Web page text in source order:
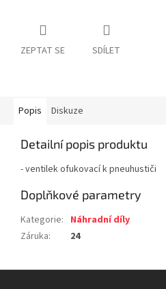
ZEPTAT SE SDÍLET
Popis Diskuze
Detailní popis produktu
- ventilek ofukovací k pneuhustiči
Doplňkové parametry
Kategorie: Náhradní díly
Záruka: 24